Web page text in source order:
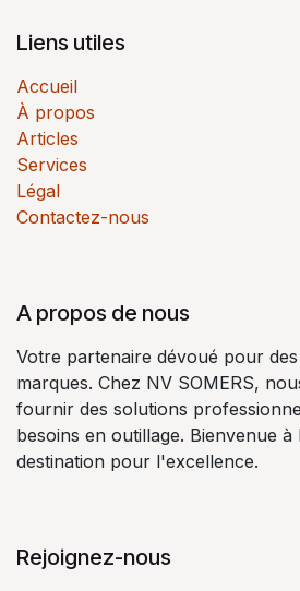
Liens utiles
Accueil
À propos
Articles
Services
Légal
Contactez-nous
A propos de nous
Votre partenaire dévoué pour
marques. Chez NV SOMERS,
fournir des solutions
besoins en outillage. Bienvenue à
destination pour l'excellence.
Rejoignez-nous